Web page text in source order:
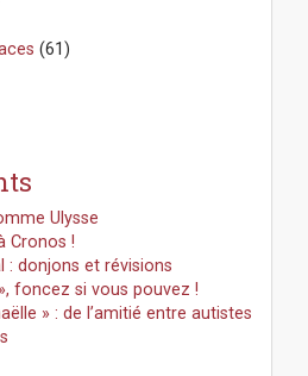
(61)
Ulysse
Cronos !
: donjons et révisions
foncez si vous pouvez !
» : de l’amitié entre autistes